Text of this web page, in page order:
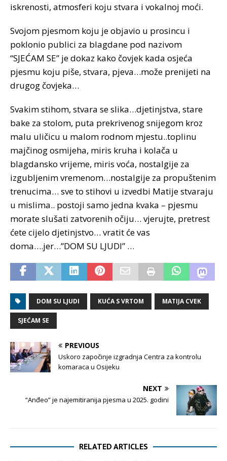
iskrenosti, atmosferi koju stvara i vokalnoj moći.
Svojom pjesmom koju je objavio u prosincu i
poklonio publici za blagdane pod nazivom
“SJEĆAM SE” je dokaz kako čovjek kada osjeća
pjesmu koju piše, stvara, pjeva…može prenijeti na
drugog čovjeka…
Svakim stihom, stvara se slika…djetinjstva, stare
bake za stolom, puta prekrivenog snijegom kroz
malu uličicu u malom rodnom mjestu..toplinu
majčinog osmijeha, miris kruha i kolača u
blagdansko vrijeme, miris voća, nostalgije za
izgubljenim vremenom…nostalgije za propuštenim
trenucima… sve to stihovi u izvedbi Matije stvaraju
u mislima.. postoji samo jedna kvaka – pjesmu
morate slušati zatvorenih očiju… vjerujte, pretrest
ćete cijelo djetinjstvo… vratit će vas
doma….jer…”DOM SU LJUDI” …
DOM SU LJUDI KUĆA S VRTOM MATIJA CVEK
SJEĆAM SE
PREVIOUS
Uskoro započinje izgradnja Centra za kontrolu
komaraca u Osijeku
NEXT
“Anđeo” je najemitiranija pjesma u 2025. godini
RELATED ARTICLES